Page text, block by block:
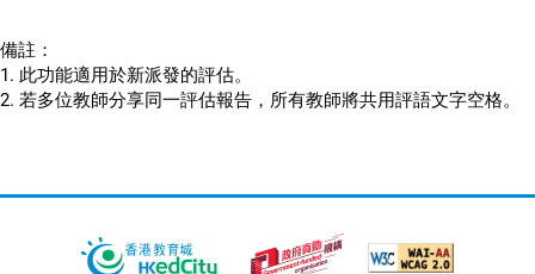
備註：
1. 此功能適用於新派發的評估。
2. 若多位教師分享同一評估報告，所有教師將共用評語文字空格。